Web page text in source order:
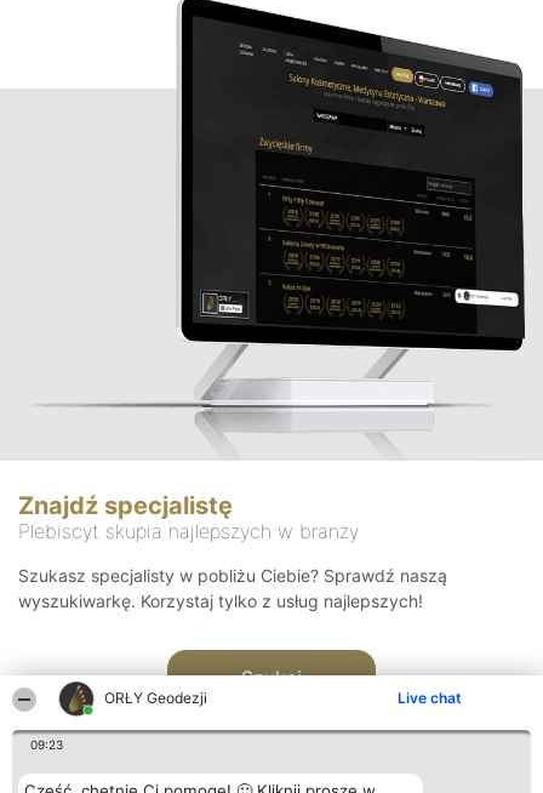
ORŁY Geodezji Live chat
09:23
Znajdź specjalistę
Plebiscyt skupia najlepszych w branży
Szukasz specjalisty w pobliżu Ciebie? Sprawdź naszą
wyszukiwarkę. Korzystaj tylko z usług najlepszych!
Szukaj